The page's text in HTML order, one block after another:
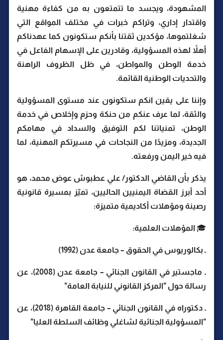
المشهودة، ويجسد ما تتمتعون به من كفاءة مهنية
واقتدار إداري، وتراكم خبرات في مختلف المواقع التي
شغلتموها، مؤكدين ثقتنا بأنكم ستكونون كما عهدناكم
أهلاً لهذه المسؤولية، وقادرين على الإسهام الفاعل في
خدمة الوطن والمواطن، في ظل الظروف الراهنة
والتحديات الوطنية القائمة.
وإننا على يقين انكم ستكونون عند مستوى المسؤولية
والثقة، لما عرف عنكم من حنكة وحزم وإخلاص في خدمة
الوطن، تمنياتنا لكم التوفيق والسداد في مهامكم
الجديدة، ومزيدًا من النجاحات في مسيرتكم المهنية، لما
فيه خير اليمن ورفعته.
يذكر بأن القاضي الدكتور/ علي عطبوش عوض محمد، هو
أحد أبرز القضاة اليمنيين الحاليين، تميّز بمسيرة قانونية
رصينة ومؤهلات أكاديمية متميزة:
🎓 المؤهلات العلمية:
ـ بكالوريوس في الحقوق – جامعة عدن (1992)
ـ ماجستير في القانون الجنائي – جامعة عدن (2008)، عن
رسالة حول "المركز القانوني للنيابة العامة"
ـ دكتوراه في القانون الجنائي – جامعة القاهرة (2018)، عن
"المسؤولية الجنائية لشاغلي وظائف السلطة العليا"